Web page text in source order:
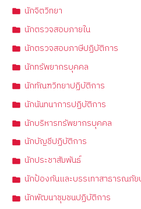
นักจิตวิทยา
นักตรวจสอบภายใน
นักตรวจสอบภาษีปฏิบัติการ
นักทรัพยากรบุคคล
นักทัณฑวิทยาปฏิบัติการ
นักนันทนาการปฏิบัติการ
นักบริหารทรัพยากรบุคคล
นักบัญชีปฏิบัติการ
นักประชาสัมพันธ์
นักป้องกันและบรรเทาสาธารณภั
นักพัฒนาชุมชนปฏิบัติการ